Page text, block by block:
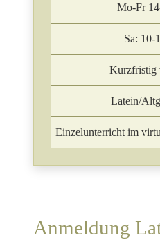
Mo-Fr
Sa: 10-
Kurzfristig
Latein/
Einzelunterricht im
Anmeldung